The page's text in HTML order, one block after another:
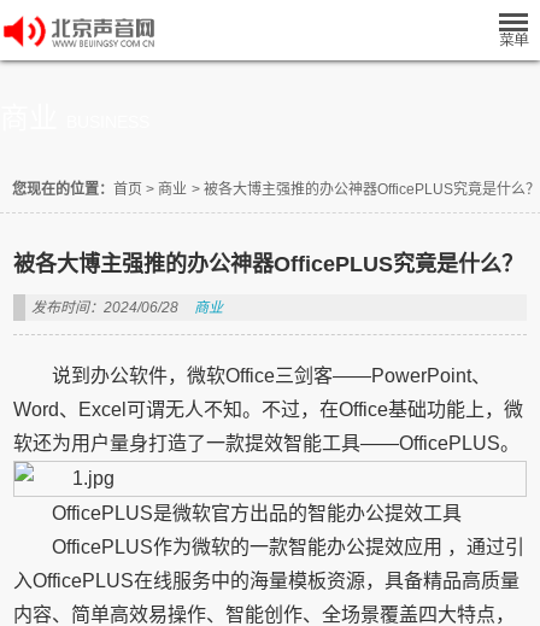
您现在的位置： 首页 > 商业 > 被各大博主强推的办公神器OfficePLUS究竟是什么？
被各大博主强推的办公神器OfficePLUS究竟是什么？
发布时间：2024/06/28 商业
说到办公软件，微软Office三剑客——PowerPoint、
Word、Excel可谓无人不知。不过，在Office基础功能上，微
软还为用户量身打造了一款提效智能工具——OfficePLUS。
OfficePLUS是微软官方出品的智能办公提效工具
OfficePLUS作为微软的一款智能办公提效应用 ，通过引
入OfficePLUS在线服务中的海量模板资源，具备精品高质量
内容、简单高效易操作、智能创作、全场景覆盖四大特点，